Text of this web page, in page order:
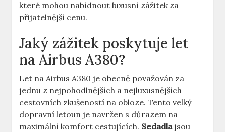
které mohou nabídnout‌ luxusní zážitek za ​
přijatelnější cenu.
Jaký zážitek poskytuje⁣ let
⁢na Airbus A380?
Let na Airbus A380 je obecně považován za
jednu​ z ⁢nejpohodlnějších ⁤a nejluxusnějších
cestovních zkušeností na obloze.​ Tento​ velký
dopravní ⁢letoun⁢ je navržen s důrazem na
maximální‍ komfort cestujících. Sedadlajsou